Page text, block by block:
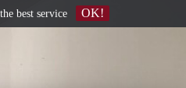
best service OK!